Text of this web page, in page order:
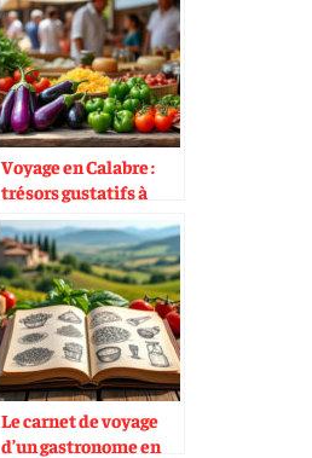
Voyage en Calabre :
trésors gustatifs à
découvrir
Le carnet de voyage
d’un gastronome en